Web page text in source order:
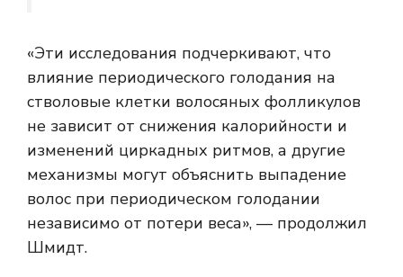
«Эти исследования подчеркивают, что
влияние периодического голодания на
стволовые клетки волосяных фолликулов
не зависит от снижения калорийности и
изменений циркадных ритмов, а другие
механизмы могут объяснить выпадение
волос при периодическом голодании
независимо от потери веса», — продолжил
Шмидт.